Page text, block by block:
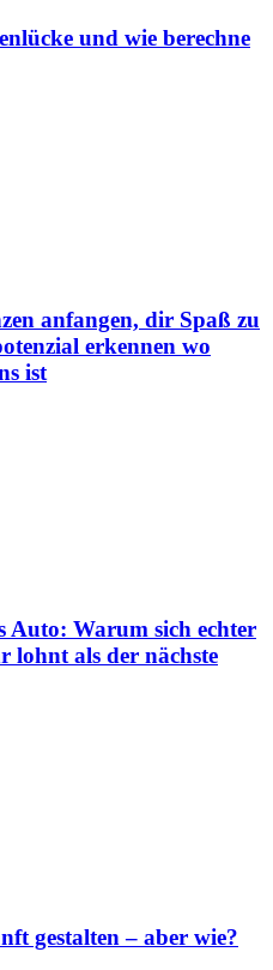
und wie berechne
anfangen, dir Spaß zu
erkennen wo
ist
Auto: Warum sich echter
lohnt als der nächste
gestalten – aber wie?